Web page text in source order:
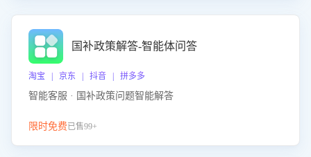
国补政策解答-智能体问答
淘宝 | 京东 | 抖音 | 拼多多
智能客服 · 国补政策问题智能解答
限时免费已售99+